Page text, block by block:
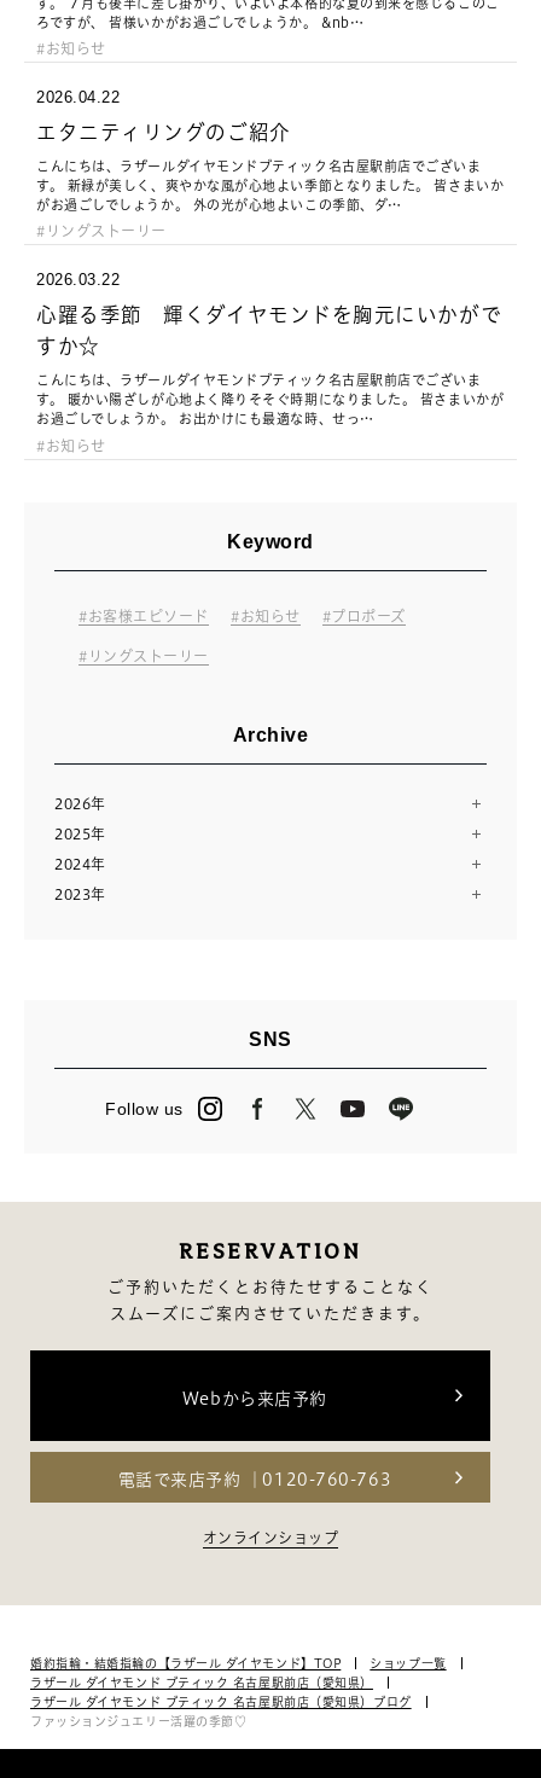
ろですが、 皆様いかがお過ごしでしょうか。 &nb…
お知らせ
2026.04.22
エタニティリングのご紹介
こんにちは、ラザールダイヤモンドブティック名古屋駅前店でございま
す。 新緑が美しく、爽やかな風が心地よい季節となりました。 皆さまいか
がお過ごしでしょうか。 外の光が心地よいこの季節、ダ…
リングストーリー
2026.03.22
心躍る季節 輝くダイヤモンドを胸元にいかがで
すか☆
こんにちは、ラザールダイヤモンドブティック名古屋駅前店でございま
す。 暖かい陽ざしが心地よく降りそそぐ時期になりました。 皆さまいかが
お過ごしでしょうか。 お出かけにも最適な時、せっ…
お知らせ
Keyword
お客様エピソード お知らせ プロポーズ
リングストーリー
Archive
2026年
7月（10）
6月（11）
5月（11）
2025年
12月（13）
11月（12）
2024年
12月（13）
2023年
SNS
Follow us
RESERVATION
ご予約いただくとお待たせすることなく
スムーズにご案内させていただきます。
Webから来店予約
電話で来店予約 0120-760-763
オンラインショップ
婚約指輪・結婚指輪の【ラザール ダイヤモンド】TOP
ショップ一覧
ラザール ダイヤモンド ブティック 名古屋駅前店（愛知県）
ラザール ダイヤモンド ブティック 名古屋駅前店（愛知県）ブログ
ファッションジュエリー活躍の季節♡